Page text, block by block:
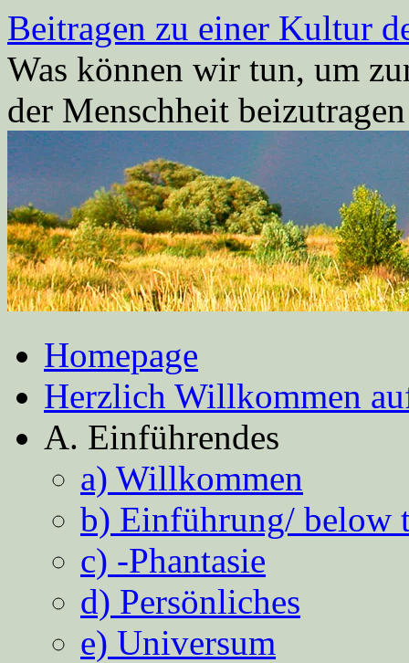
Zum
Inhalt
springen
Beitragen zu einer Kultur
Was können wir tun, um
der Menschheit
Homepage
Herzlich Willkommen
A. Einführendes
a) Willkommen
b) Einführung/ below
c) -Phantasie
d) Persönliches
e) Universum